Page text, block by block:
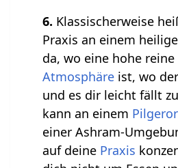
6. Klassischerweise
Praxis an einem
da, wo eine hohe reine
Atmosphäre ist, wo der
und es dir leicht fällt zu
kann an einem
einer Ashram-
auf deine Praxis